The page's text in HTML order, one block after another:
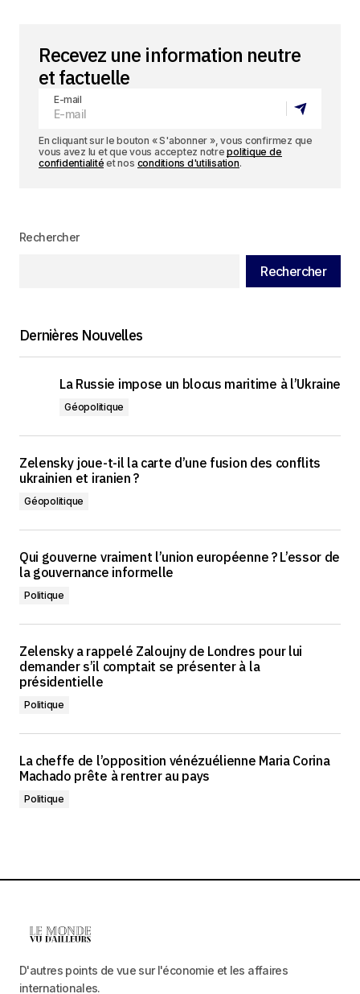
Recevez une information neutre
et factuelle
E-mail
En cliquant sur le bouton « S'abonner », vous confirmez que
vous avez lu et que vous acceptez notrepolitique de
confidentialité et nos conditions d'utilisation.
Rechercher
Rechercher
Dernières Nouvelles
La Russie impose un blocus maritime à l’Ukraine
Géopolitique
Zelensky joue-t-il la carte d’une fusion des conflits
ukrainien et iranien ?
Géopolitique
Qui gouverne vraiment l’union européenne ? L’essor de
la gouvernance informelle
Politique
Zelensky a rappelé Zaloujny de Londres pour lui
demander s’il comptait se présenter à la
présidentielle
Politique
La cheffe de l’opposition vénézuélienne Maria Corina
Machado prête à rentrer au pays
Politique
D'autres points de vue sur l'économie et les affaires
internationales.